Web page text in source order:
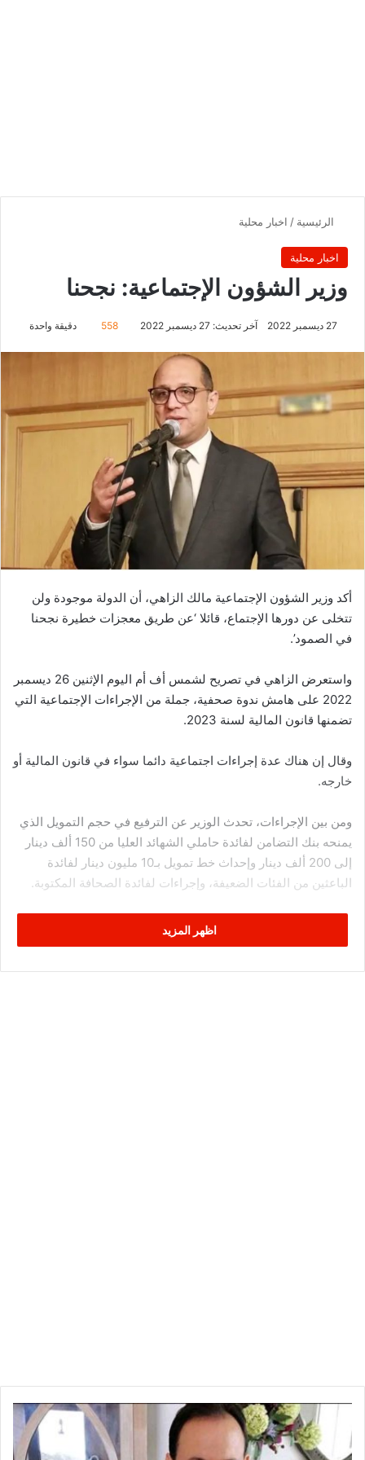
الرئيسية / اخبار محلية
اخبار محلية
وزير الشؤون الإجتماعية: نجحنا
27 ديسمبر 2022 آخر تحديث: 27 ديسمبر 2022 558 دقيقة واحدة
أكد وزير الشؤون الإجتماعية مالك الزاهي، أن الدولة موجودة ولن
تتخلى عن دورها الإجتماع، قائلا ‘عن طريق معجزات خطيرة نجحنا
في الصمود’.
واستعرض الزاهي في تصريح لشمس أف أم اليوم الإثنين 26 ديسمبر
2022 على هامش ندوة صحفية، جملة من الإجراءات الإجتماعية التي
تضمنها قانون المالية لسنة 2023.
وقال إن هناك عدة إجراءات اجتماعية دائما سواء في قانون المالية أو
خارجه.
ومن بين الإجراءات، تحدث الوزير عن الترفيع في حجم التمويل الذي
يمنحه بنك التضامن لفائدة حاملي الشهائد العليا من 150 ألف دينار
إلى 200 ألف دينار وإحداث خط تمويل بـ10 مليون دينار لفائدة
الباعثين من الفئات الضعيفة، وإجراءات لفائدة الصحافة المكتوبة.
إضافة إلى إحداث خط تمويل بـ20 مليون دينار يخصص للشركات
الأهلية والمحلية، وبين الزاهي أن برنامج الصلح الجزائي سيساهم في
اظهر المزيد
يكشف